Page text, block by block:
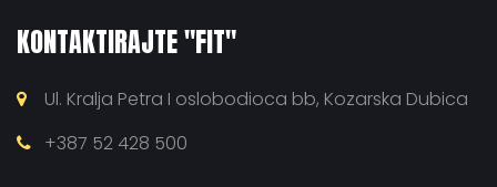
KONTAKTIRAJTE "FIT"
Ul. Kralja Petra I oslobodioca bb, Kozarska Dubica
+387 52 428 500